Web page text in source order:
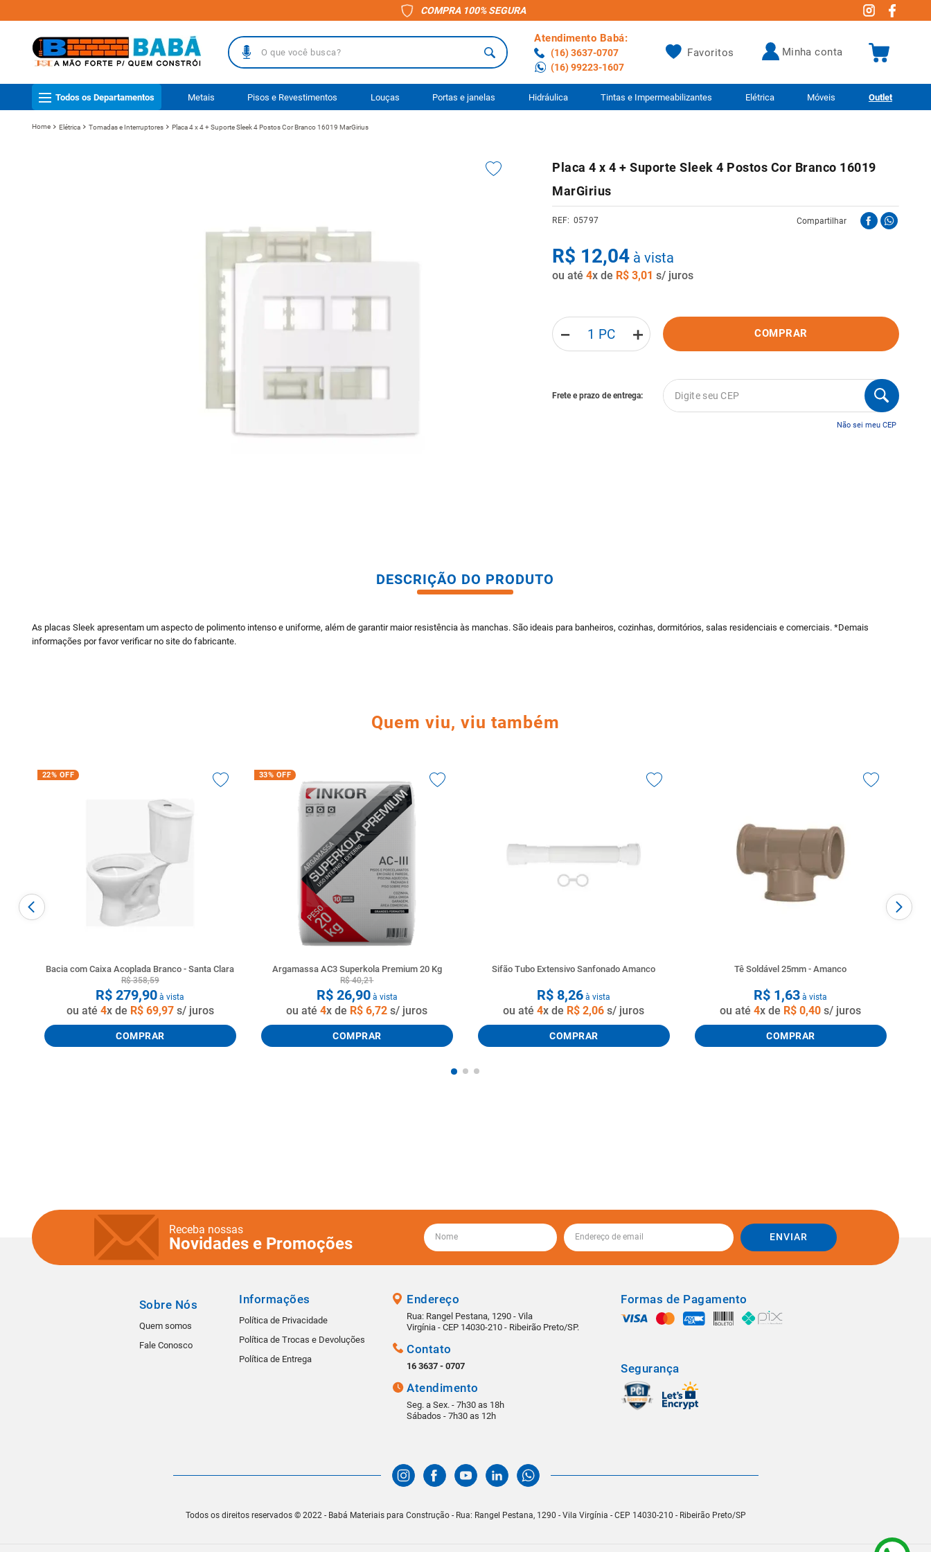
COMPRA 100% SEGURA
O que você busca? Atendimento Babá:
(16) 3637-0707
(16) 99223-1607
Favoritos minha conta
Todos os Departamentos Metais Pisos e Revestimentos Louças Portas e janelas Hidráulica Tintas e Impermeabilizantes Elétrica Móveis Outlet
Elétrica Tomadas e Interruptores Placa 4 x 4 + Suporte Sleek 4 Postos Cor Branco 16019 MarGirius
Placa 4 x 4 + Suporte Sleek 4 Postos Cor Branco 16019
MarGirius
05797 Compartilhar
R$ 12,04 à vista
ou até4x de R$ 3,01 s/ juros
＋
－ COMPRAR
Não sei meu CEP
DESCRIÇÃO DO PRODUTO
As placas Sleek apresentam um aspecto de polimento intenso e uniforme, além de garantir maior resistência às manchas. São ideais para banheiros, cozinhas, dormitórios, salas residenciais e comerciais. *Demais
informações por favor verificar no site do fabricante.
Quem viu, viu também
22% OFF
Bacia com Caixa Acoplada Branco - Santa Clara
R$ 358,59
R$ 279,90 à vista
ou até 4x de R$ 69,97s/ juros
COMPRAR
33% OFF
Argamassa AC3 Superkola Premium 20 Kg
R$ 40,21
R$ 26,90à vista
ou até4x de R$ 6,72 s/ juros
COMPRAR
Sifão Tubo Extensivo Sanfonado Amanco
R$ 8,26 à vista
ou até4x de R$ 2,06 s/ juros
COMPRAR
Tê Soldável 25mm - Amanco
R$ 1,63 à vista
ou até4x de R$ 0,40 s/ juros
COMPRAR
Receba nossas
Novidades e Promoções ENVIAR
Sobre Nós
Quem somos
Fale Conosco
Informações
Política de Privacidade
Política de Trocas e Devoluções
Política de Entrega
Endereço
Rua: Rangel Pestana, 1290 - Vila
Virgínia - CEP 14030-210 - Ribeirão Preto/SP.
Contato
16 3637 - 0707
Atendimento
Seg. a Sex. - 7h30 as 18h
Sábados - 7h30 as 12h
Formas de Pagamento
Segurança
Todos os direitos reservados © 2022 - Babá Materiais para Construção - Rua: Rangel Pestana, 1290 - Vila Virgínia - CEP 14030-210 - Ribeirão Preto/SP
TERMOS MAIS BUSCADOS
1º piso
6º telha fibrocimento
7º gabinete banheiro
vaso sanitario caixa acoplada